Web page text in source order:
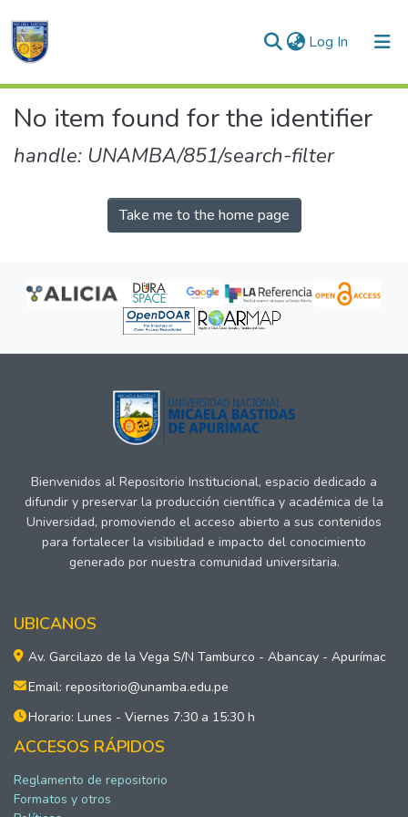
Log In (current)
Communities & Collections
No item found for the identifier
handle: UNAMBA/851/search-filter
Take me to the home page
Bienvenidos al Repositorio Institucional, espacio dedicado a
difundir y preservar la producción científica y académica de la
Universidad, promoviendo el acceso abierto a sus contenidos
para fortalecer la visibilidad e impacto del conocimiento
generado por nuestra comunidad universitaria.
UBICANOS
Av. Garcilazo de la Vega S/N Tamburco - Abancay - Apurímac
Email: repositorio@unamba.edu.pe
Horario: Lunes - Viernes 7:30 a 15:30 h
ACCESOS RÁPIDOS
Reglamento de repositorio
Formatos y otros